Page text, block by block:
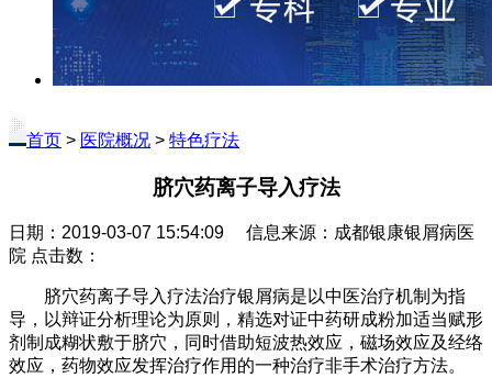
首页 > 医院概况 > 特色疗法
脐穴药离子导入疗法
日期：2019-03-07 15:54:09 信息来源：成都银康银屑病医
院 点击数：
脐穴药离子导入疗法治疗银屑病是以中医治疗机制为指
导，以辩证分析理论为原则，精选对证中药研成粉加适当赋形
剂制成糊状敷于脐穴，同时借助短波热效应，磁场效应及经络
效应，药物效应发挥治疗作用的一种治疗非手术治疗方法。